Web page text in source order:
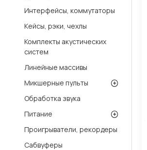
Интерфейсы, коммутаторы
Кейсы, рэки, чехлы
Комплекты акустических
систем
Линейные массивы
Микшерные пульты
Обработка звука
Питание
Проигрыватели, рекордеры
Сабвуферы